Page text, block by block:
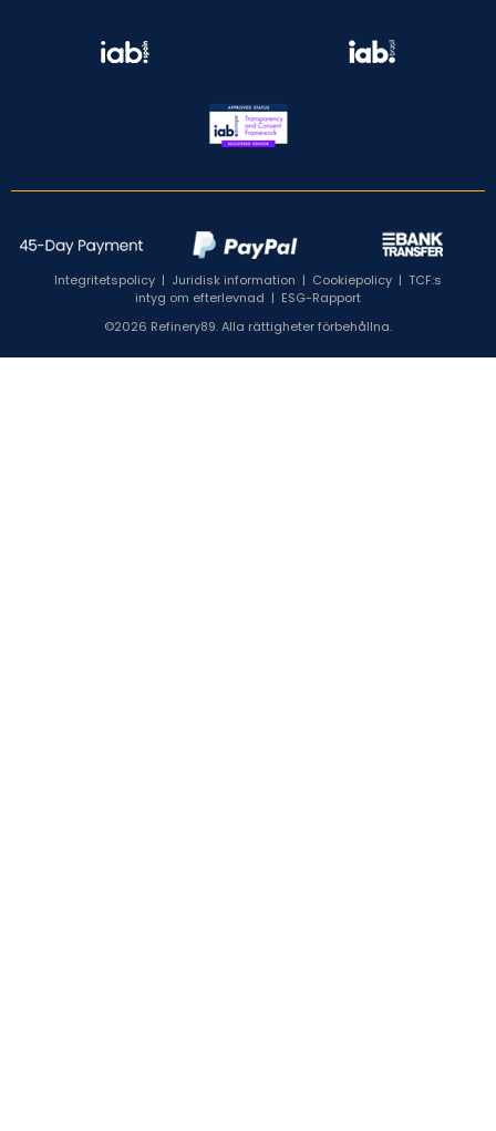
Integritetspolicy | Juridisk information | Cookiepolicy | TCF:s
intyg om efterlevnad | ESG-Rapport
©2026 Refinery89. Alla rättigheter förbehållna.